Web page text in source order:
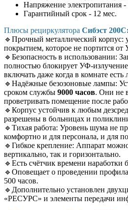
Напряжение электропитания
Гарантийный срок - 12 мес.
Плюсы рециркулятора Сибэст 200С:
🔹 Прочный металлический корпус:
покрытием, которое не портится от
🔹 Безопасность в использовании:
полностью блокирует УФ-
включать даже когда в комнате есть
🔹 Надёжные безозоновые лампы:
сроком службы 9000 часов. Они не
проветривать помещение после
🔹 Корпус устойчив к любым
разрешены в больницах и
🔹 Тихая работа: Уровень шума не
комфортно и для персонала, и для
🔹 Гибкое крепление: Аппарат
вертикально, так и горизонтально.
🔹Есть счётчик времени наработки
🔹Оповещает о проведении
500 часов.
🔹Дополнительно установлен
«РЕСУРС» и элементы передачи